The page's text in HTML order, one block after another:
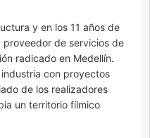
y en los 11 años de
proveedor de servicios de
radicado en Medellín.
con proyectos
de los realizadores
un territorio fílmico